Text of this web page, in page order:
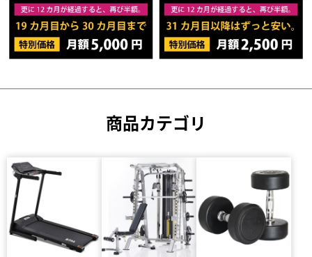
商品カテゴリ